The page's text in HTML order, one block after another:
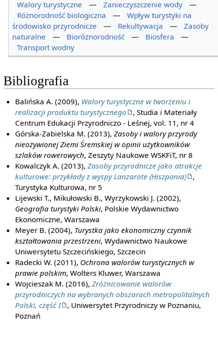
Walory turystyczne
— Zanieczyszczenie wody
—
Różnorodność biologiczna
—
Wpływ turystyki na
środowisko przyrodnicze
— Rekultywacja —
Zasoby
naturalne
— Bioróżnorodność — Biosfera
—
Transport wodny
Bibliografia
Balińska A. (2009), Walory turystyczne w tworzeniu i
realizacji produktu turystycznego
, Studia i Materiały
Centrum Edukacji Przyrodniczo - Leśnej, vol. 11, nr 4
Górska-Zabielska M. (2013),Zasoby i walory przyrody
nieożywionej Ziemi Śremskiej w opinii użytkowników
szlaków rowerowych, Zeszyty Naukowe WSKFiT, nr 8
Kowalczyk A. (2013),Zasoby przyrodnicze jako atrakcje
kulturowe: przykłady z wyspy Lanzarote (Hiszpania)
,
Turystyka Kulturowa, nr 5
Lijewski T., Mikułowski B., Wyrzykowski J. (2002),
Geografia turystyki Polski, Polskie Wydawnictwo
Ekonomiczne, Warszawa
Meyer B. (2004), Turystka jako ekonomiczny czynnik
kształtowania przestrzeni, Wydawnictwo Naukowe
Uniwersytetu Szczecińskiego, Szczecin
Radecki W. (2011), Ochrona walorów turystycznych w
prawie polskim, Wolters Kluwer, Warszawa
Wojcieszak M. (2016),Zróżnicowanie walorów
przyrodniczych na wybranych obszarach metropolitalnych
Polski, część I
, Uniwersytet Przyrodniczy w Poznaniu,
Poznań